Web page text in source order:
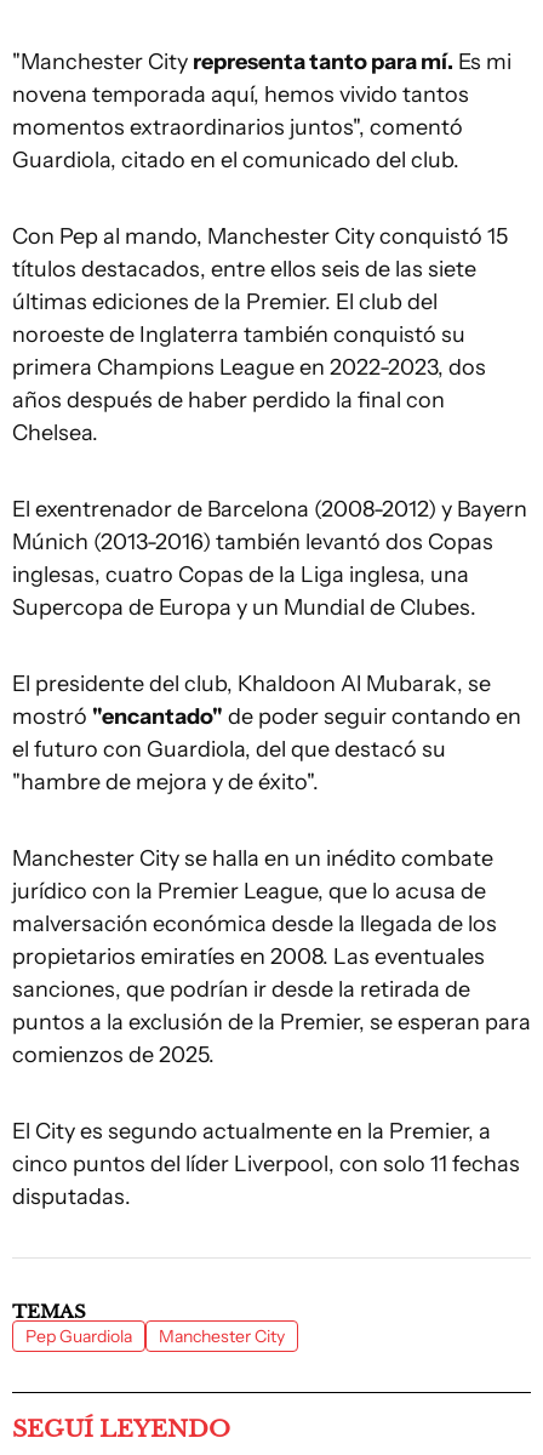
"Manchester City representa tanto para mí. Es mi
novena temporada aquí, hemos vivido tantos
momentos extraordinarios juntos", comentó
Guardiola, citado en el comunicado del club.
Con Pep al mando, Manchester City conquistó 15
títulos destacados, entre ellos seis de las siete
últimas ediciones de la Premier. El club del
noroeste de Inglaterra también conquistó su
primera Champions League en 2022-2023, dos
años después de haber perdido la final con
Chelsea.
El exentrenador de Barcelona (2008-2012) y Bayern
Múnich (2013-2016) también levantó dos Copas
inglesas, cuatro Copas de la Liga inglesa, una
Supercopa de Europa y un Mundial de Clubes.
El presidente del club, Khaldoon Al Mubarak, se
mostró "encantado" de poder seguir contando en
el futuro con Guardiola, del que destacó su
"hambre de mejora y de éxito".
Manchester City se halla en un inédito combate
jurídico con la Premier League, que lo acusa de
malversación económica desde la llegada de los
propietarios emiratíes en 2008. Las eventuales
sanciones, que podrían ir desde la retirada de
puntos a la exclusión de la Premier, se esperan para
comienzos de 2025.
El City es segundo actualmente en la Premier, a
cinco puntos del líder Liverpool, con solo 11 fechas
disputadas.
TEMAS
Pep Guardiola Manchester City
SEGUÍ LEYENDO